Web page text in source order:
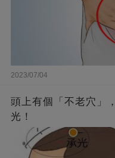
2023/07/04
頭上有個「不老穴」
光！